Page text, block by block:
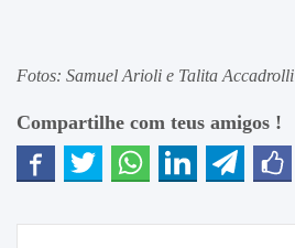
Fotos: Samuel Arioli e Talita Accadrolli
Compartilhe com teus amigos !